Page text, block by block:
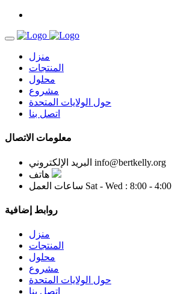
منزل
المنتجات
محلول
مشروع
حول الولايات المتحدة
اتصل بنا
معلومات الاتصال
البريد الإلكتروني info@bertkelly.org
هاتف
ساعات العمل Sat - Wed : 8:00 - 4:00
روابط إضافية
منزل
المنتجات
محلول
مشروع
حول الولايات المتحدة
اتصل بنا